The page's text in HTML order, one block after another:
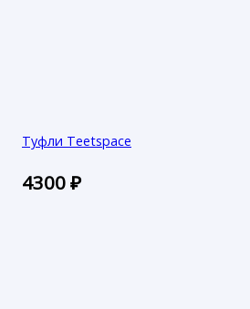
Туфли Teetspace
4300₽